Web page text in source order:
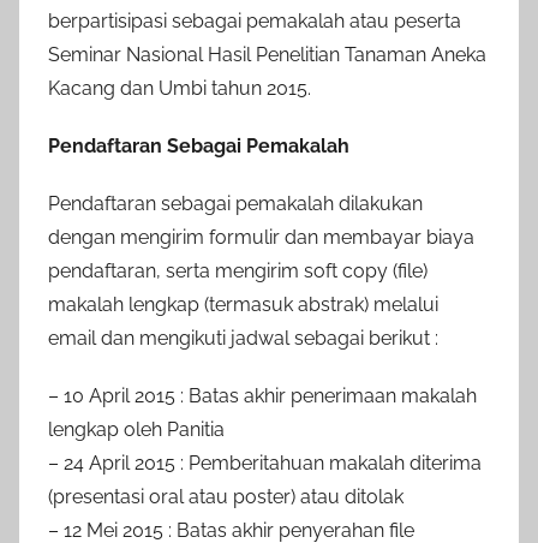
berpartisipasi sebagai pemakalah atau peserta
Seminar Nasional Hasil Penelitian Tanaman Aneka
Kacang dan Umbi tahun 2015.
Pendaftaran Sebagai Pemakalah
Pendaftaran sebagai pemakalah dilakukan
dengan mengirim formulir dan membayar biaya
pendaftaran, serta mengirim soft copy (file)
makalah lengkap (termasuk abstrak) melalui
email dan mengikuti jadwal sebagai berikut :
– 10 April 2015 : Batas akhir penerimaan makalah
lengkap oleh Panitia
– 24 April 2015 : Pemberitahuan makalah diterima
(presentasi oral atau poster) atau ditolak
– 12 Mei 2015 : Batas akhir penyerahan file